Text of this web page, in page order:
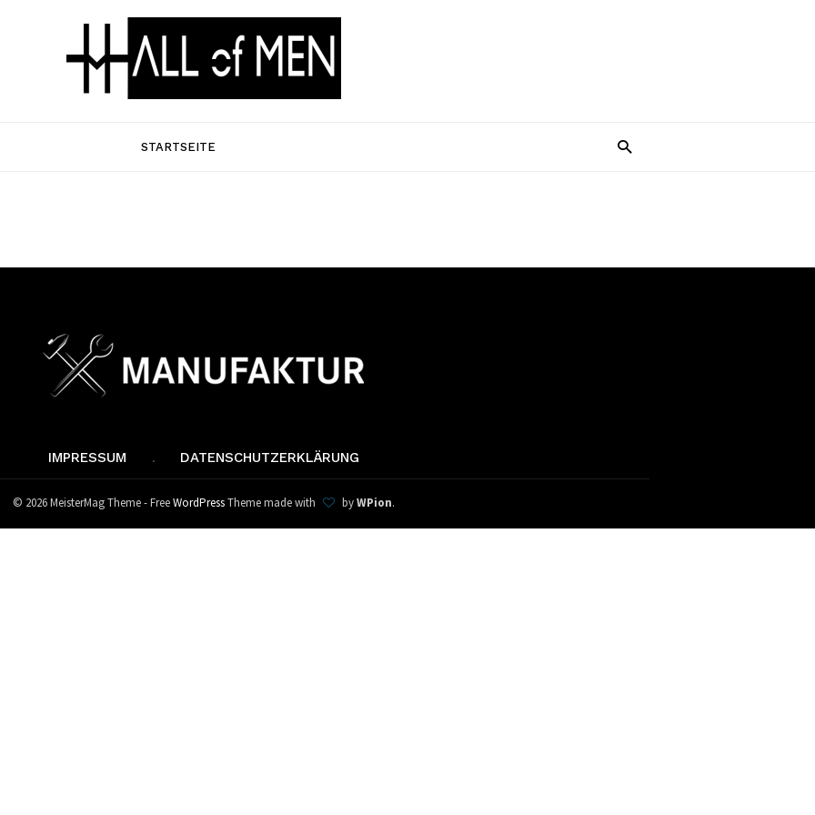
STARTSEITE
IMPRESSUM DATENSCHUTZERKLÄRUNG
© 2026 MeisterMag Theme - FreeWordPressTheme made with byWPion.